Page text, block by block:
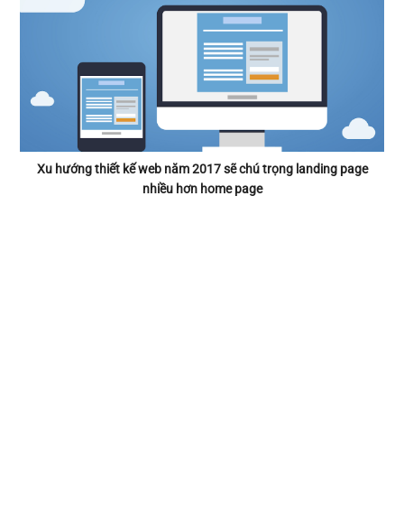
Xu hướng thiết kế web năm 2017 sẽ chú trọng landing page
nhiều hơn home page